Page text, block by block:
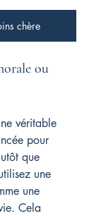
chère
ou
véritable
pour
que
une
une
Cela